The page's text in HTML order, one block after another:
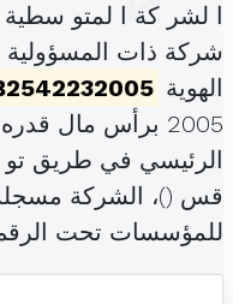
ا لشر كة ا لمتو
شركة ذات
الهوية
2005 برأس مال قدره
قس ()، الشركة
للمؤسسات تحت